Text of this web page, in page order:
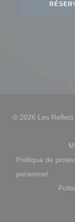
© 2026 Les
Politique de
personnel